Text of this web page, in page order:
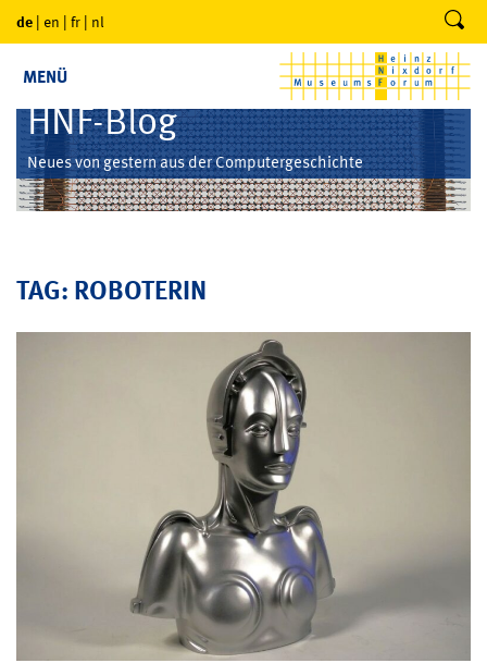
de | en | fr | nl
MENÜ
HNF-Blog
Neues von gestern aus der Computergeschichte
TAG: ROBOTERIN